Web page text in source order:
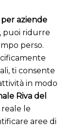
aziende
puoi ridurre
perso.
ti consente
in modo
Riva del
le
aree di